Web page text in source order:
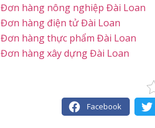
Đơn hàng nông nghiệp Đài Loan
Đơn hàng điện tử Đài Loan
Đơn hàng thực phẩm Đài Loan
Đơn hàng xây dựng Đài Loan
Facebook